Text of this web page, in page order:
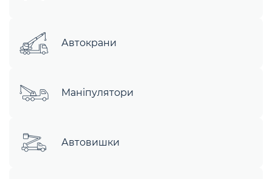
Автокрани
Маніпулятори
Автовишки